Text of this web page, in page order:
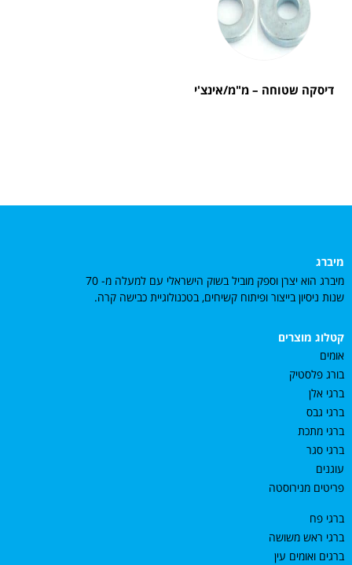
דיסקה שטוחה – מ"מ/אינצ'י
מיברג
מיברג הוא יצרן וספק מוביל בשוק הישראלי עם למעלה מ- 70
שנות ניסיון בייצור ופיתוח קשיחים, בטכנולוגיית כבישה קרה.
קטלוג מוצרים
אומים
בורג פלסטיק
ברגי אלן
ברגי גבס
ברגי מתכת
ברגי סגר
עוגנים
פריטים מנירוסטה
ברגי פח
ברגי ראש משושה
ברגים ואומים עין